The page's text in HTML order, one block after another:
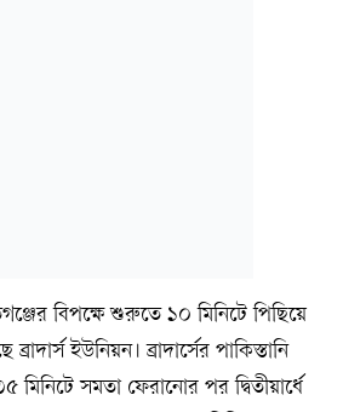
বিপক্ষে শুরুতে ১০ মিনিটে পিছিয়ে
ইউনিয়ন। ব্রাদার্সের পাকিস্তানি
মিনিটে সমতা ফেরানোর পর দ্বিতীয়ার্ধে